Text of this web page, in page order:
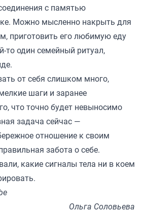
с памятью
Можно мысленно накрыть для
приготовить его любимую еду
то один семейный ритуал,
от себя слишком много,
шаги и заранее
что точно будет невыносимо
задача сейчас —
отношение к своим
забота о себе.
, какие сигналы тела ни в коем
Ольга Соловьева